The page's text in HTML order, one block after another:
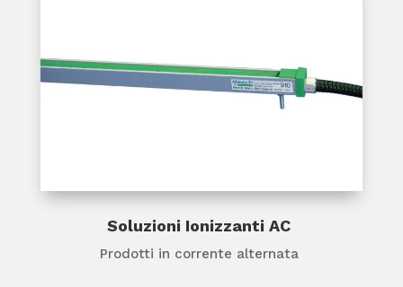
Soluzioni Ionizzanti AC
Prodotti in corrente alternata